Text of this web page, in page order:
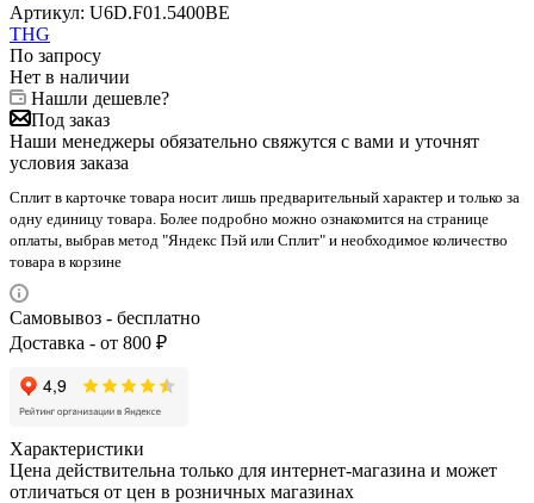
Артикул: U6D.F01.5400BE
THG
По запросу
Нет в наличии
Нашли дешевле?
Под заказ
Наши менеджеры обязательно свяжутся с вами и уточнят
условия заказа
Сплит в карточке товара носит лишь предварительный характер и только за
одну единицу товара. Более подробно можно ознакомится на странице
оплаты, выбрав метод "Яндекс Пэй или Сплит" и необходимое количество
товара в корзине
Самовывоз - бесплатно
Доставка - от 800 ₽
Характеристики
Цена действительна только для интернет-магазина и может
отличаться от цен в розничных магазинах